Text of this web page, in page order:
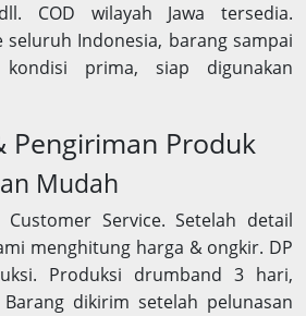
COD wilayah Jawa tersedia.
seluruh Indonesia, barang sampai
prima, siap digunakan
Pengiriman Produk
Mudah
Customer Service. Setelah detail
menghitung harga & ongkir. DP
Produksi drumband 3 hari,
dikirim setelah pelunasan